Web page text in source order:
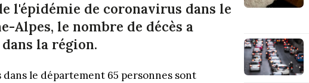
l'épidémie de coronavirus dans le
Alpes, le nombre de décès a
la région.
le département 65 personnes sont